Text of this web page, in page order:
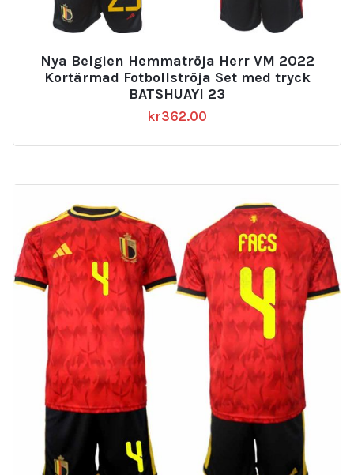
Nya Belgien Hemmatröja Herr VM 2022
Kortärmad Fotbollströja Set med tryck
BATSHUAYI 23
kr362.00